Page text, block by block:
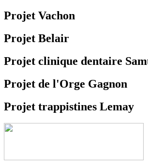
Projet Vachon
Projet Belair
Projet clinique dentaire
Projet de l'Orge Gagnon
Projet trappistines Lemay